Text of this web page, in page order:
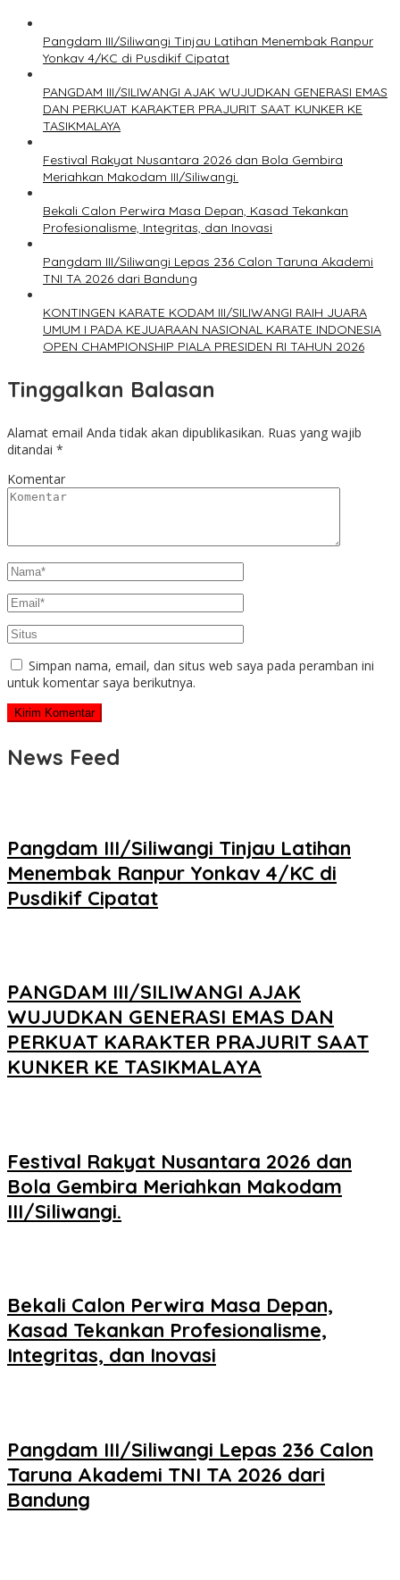
Pangdam III/Siliwangi Tinjau Latihan Menembak Ranpur
Yonkav 4/KC di Pusdikif Cipatat
PANGDAM III/SILIWANGI AJAK WUJUDKAN GENERASI EMAS
DAN PERKUAT KARAKTER PRAJURIT SAAT KUNKER KE
TASIKMALAYA
Festival Rakyat Nusantara 2026 dan Bola Gembira
Meriahkan Makodam III/Siliwangi.
Bekali Calon Perwira Masa Depan, Kasad Tekankan
Profesionalisme, Integritas, dan Inovasi
Pangdam III/Siliwangi Lepas 236 Calon Taruna Akademi
TNI TA 2026 dari Bandung
KONTINGEN KARATE KODAM III/SILIWANGI RAIH JUARA
UMUM I PADA KEJUARAAN NASIONAL KARATE INDONESIA
OPEN CHAMPIONSHIP PIALA PRESIDEN RI TAHUN 2026
Tinggalkan Balasan
Alamat email Anda tidak akan dipublikasikan. Ruas yang wajib
ditandai *
Komentar
Simpan nama, email, dan situs web saya pada peramban ini
untuk komentar saya berikutnya.
News Feed
Pangdam III/Siliwangi Tinjau Latihan
Menembak Ranpur Yonkav 4/KC di
Pusdikif Cipatat
PANGDAM III/SILIWANGI AJAK
WUJUDKAN GENERASI EMAS DAN
PERKUAT KARAKTER PRAJURIT SAAT
KUNKER KE TASIKMALAYA
Festival Rakyat Nusantara 2026 dan
Bola Gembira Meriahkan Makodam
III/Siliwangi.
Bekali Calon Perwira Masa Depan,
Kasad Tekankan Profesionalisme,
Integritas, dan Inovasi
Pangdam III/Siliwangi Lepas 236 Calon
Taruna Akademi TNI TA 2026 dari
Bandung